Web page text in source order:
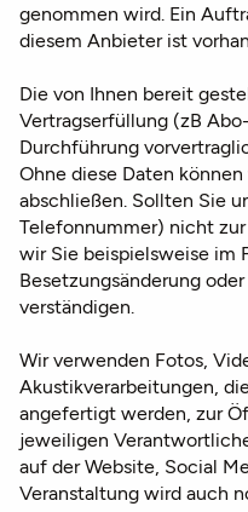
genommen wird. Ein
diesem Anbieter ist
Die von Ihnen bereit
Vertragserfüllung (zB
Durchführung
Ohne diese Daten
abschließen. Sollten Sie
Telefonnummer) nicht
wir Sie beispielsweise im
Besetzungsänderung
verständigen.
Wir verwenden Fotos,
Akustikverarbeitungen,
angefertigt werden, zur
jeweiligen
auf der Website, Social
Veranstaltung wird auch